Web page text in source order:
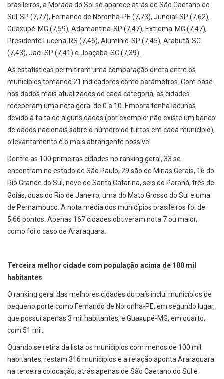
brasileiros, a Morada do Sol só aparece atrás de São Caetano do
Sul-SP (7,77), Fernando de Noronha-PE (7,73), Jundiaí-SP (7,62),
Guaxupé-MG (7,59), Adamantina-SP (7,47), Extrema-MG (7,47),
Presidente Lucena-RS (7,46), Alumínio-SP (7,45), Arabutã-SC
(7,43), Jaci-SP (7,41) e Joaçaba-SC (7,39).
As estatísticas permitiram uma comparação direta entre os
municípios tomando 21 indicadores como parâmetros. Com base
nos dados mais atualizados de cada categoria, as cidades
receberam uma nota geral de 0 a 10. Embora tenha lacunas
devido à falta de alguns dados (por exemplo: não existe um banco
de dados nacionais sobre o número de furtos em cada município),
o levantamento é o mais abrangente possível.
Dentre as 100 primeiras cidades no ranking geral, 33 se
encontram no estado de São Paulo, 29 são de Minas Gerais, 16 do
Rio Grande do Sul, nove de Santa Catarina, seis do Paraná, três de
Goiás, duas do Rio de Janeiro, uma do Mato Grosso do Sul e uma
de Pernambuco. A nota média dos municípios brasileiros foi de
5,66 pontos. Apenas 167 cidades obtiveram nota 7 ou maior,
como foi o caso de Araraquara.
Terceira melhor cidade com população acima de 100 mil
habitantes
O ranking geral das melhores cidades do país inclui municípios de
pequeno porte como Fernando de Noronha-PE, em segundo lugar,
que possui apenas 3 mil habitantes, e Guaxupé-MG, em quarto,
com 51 mil.
Quando se retira da lista os municípios com menos de 100 mil
habitantes, restam 316 municípios e a relação aponta Araraquara
na terceira colocação, atrás apenas de São Caetano do Sul e